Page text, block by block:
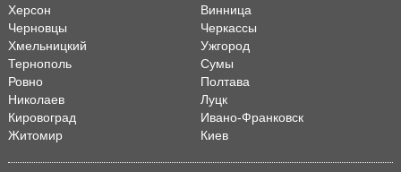
Херсон
Винница
Черновцы
Черкассы
Хмельницкий
Ужгород
Тернополь
Сумы
Ровно
Полтава
Николаев
Луцк
Кировоград
Ивано-Франковск
Житомир
Киев